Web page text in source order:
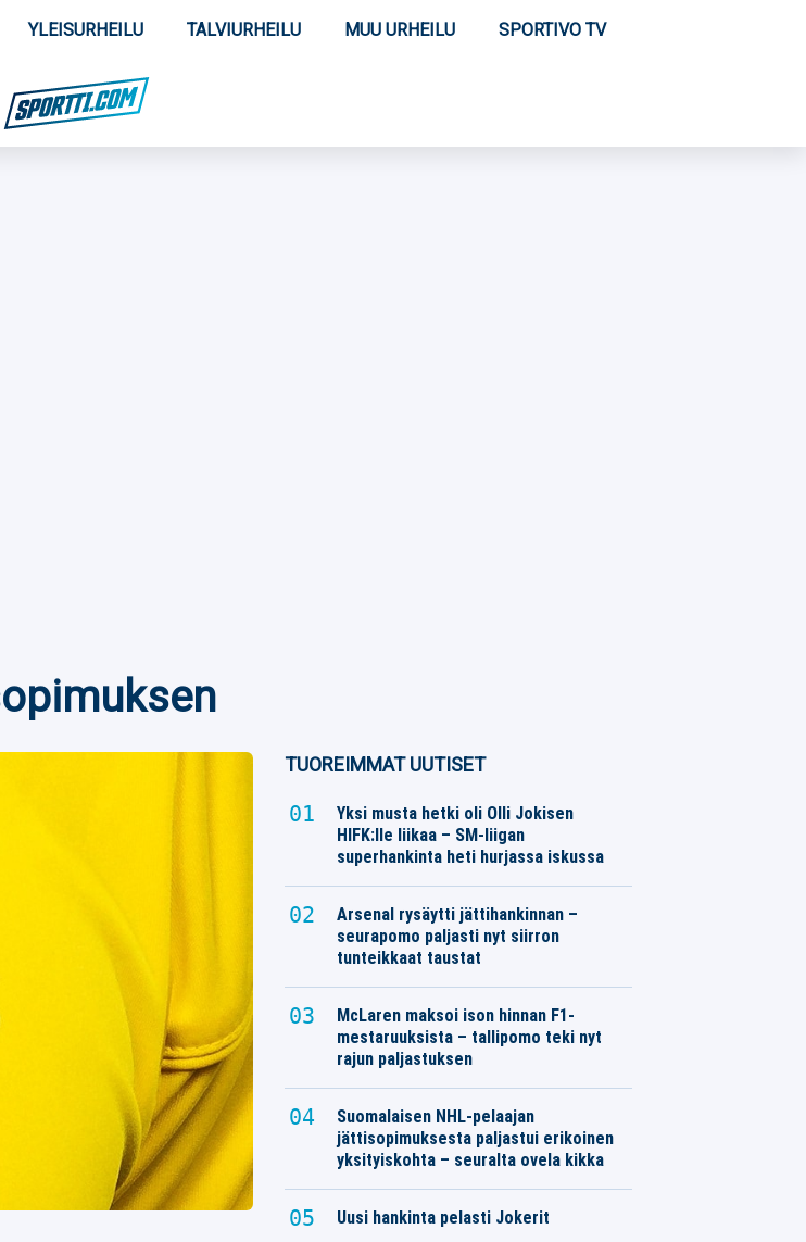
YLEISURHEILU TALVIURHEILU MUU URHEILU SPORTIVO TV
TUOREIMMAT UUTISET
Yksi musta hetki oli Olli Jokisen
HIFK:lle liikaa – SM-liigan
superhankinta heti hurjassa iskussa
Arsenal rysäytti jättihankinnan –
seurapomo paljasti nyt siirron
tunteikkaat taustat
McLaren maksoi ison hinnan F1-
mestaruuksista – tallipomo teki nyt
rajun paljastuksen
Suomalaisen NHL-pelaajan
jättisopimuksesta paljastui erikoinen
yksityiskohta – seuralta ovela kikka
Uusi hankinta pelasti Jokerit